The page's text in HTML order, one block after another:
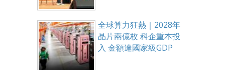
全球算力狂熱｜2028年
晶片兩億枚 科企重本投
入 金額達國家級GDP